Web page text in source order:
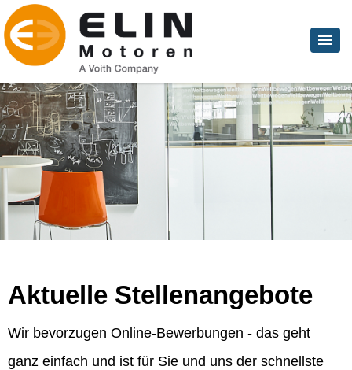
Aktuelle Stellenangebote
Wir bevorzugen Online-Bewerbungen - das geht
ganz einfach und ist für Sie und uns der schnellste